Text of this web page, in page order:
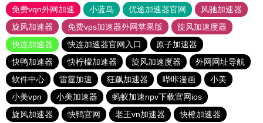
免费vqn外网加速
小蓝鸟 优途加速器官网
风驰加速器
旋风加速器
免费vps加速器外网苹果版
旋风加速度器
快连加速器
快连加速器官网入口
原子加速器
快鸭加速器
快柠檬加速器 旋风加速度器
外网网址导航
软件中心
雷霆加速 狂飙加速器 哔咔漫画
小美
小美vpn
小美加速器
蚂蚁加速npv下载官网ios
旋风加速器
快鸭官网 老王vn加速器
快橙加速器